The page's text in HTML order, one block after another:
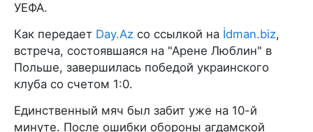
УЕФА.
Как передает Day.Az со ссылкой на İdman.biz,
встреча, состоявшаяся на "Арене Люблин" в
Польше, завершилась победой украинского
клуба со счетом 1:0.
Единственный мяч был забит уже на 10-й
минуте. После ошибки обороны агдамской